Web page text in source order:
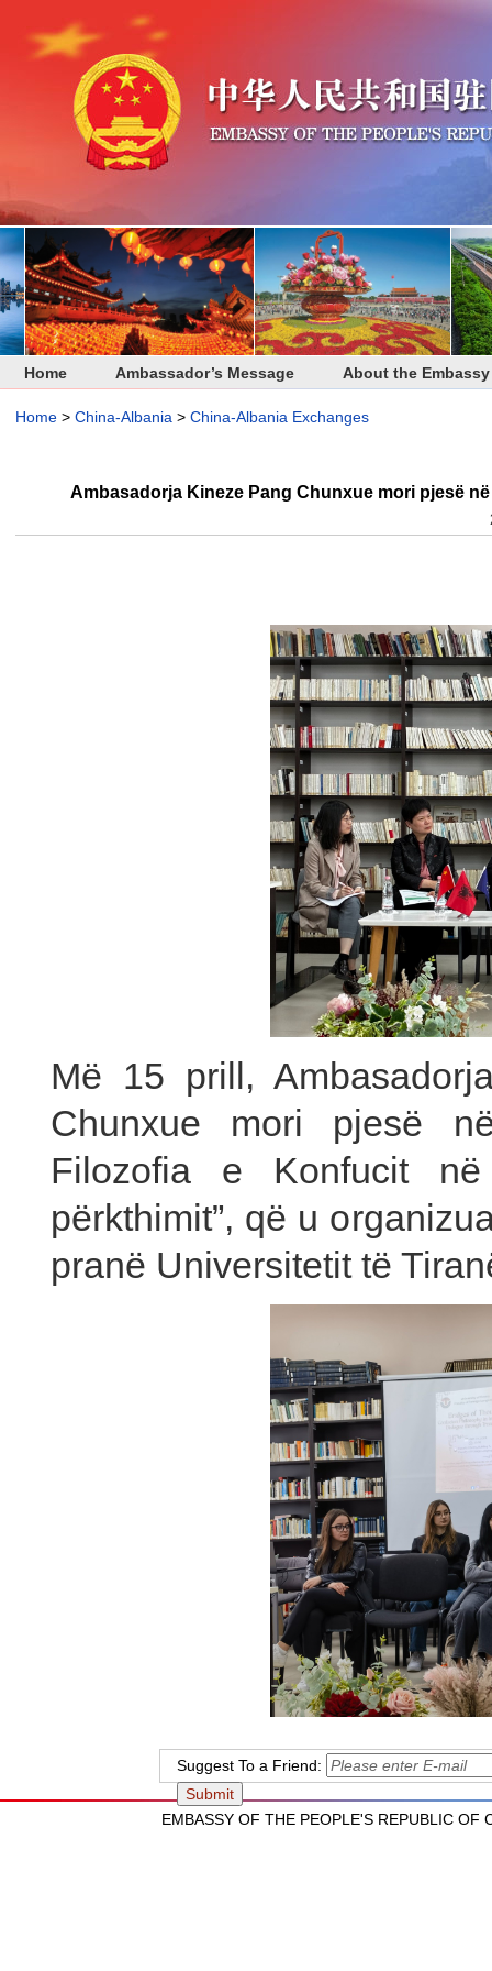
Home Ambassador’s Message About the Embassy
Home> China-Albania > China-Albania Exchanges
Ambasadorja Kineze Pang Chunxue mori pjesë
Më 15 prill,
Chunxue mori pjesë
Filozofia e Konfucit në
përkthimit”, që u
pranë Universitetit të
Suggest To a Friend:
EMBASSY OF THE PEOPLE'S REPUBLIC OF